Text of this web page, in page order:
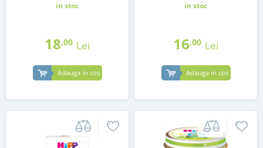
in stoc
18,00 Lei
Adauga in cos
in stoc
16,00 Lei
Adauga in cos